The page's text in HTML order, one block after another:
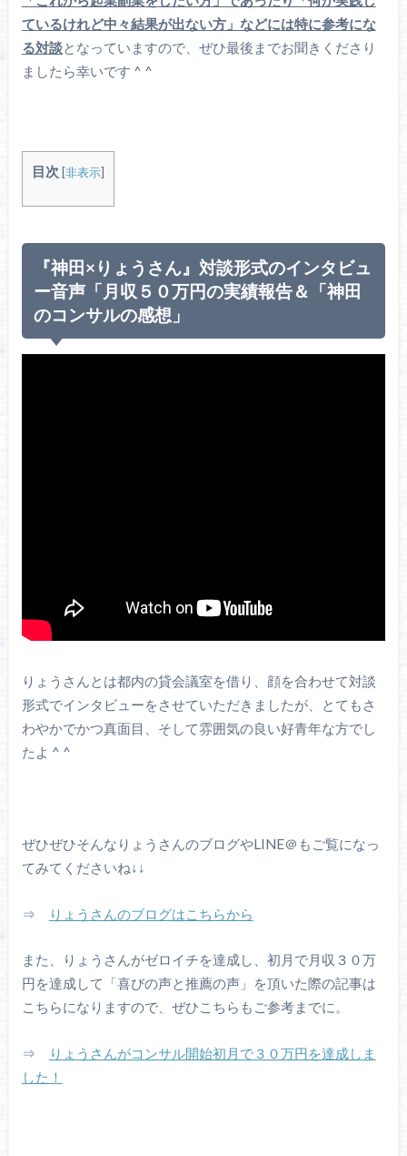
ているけれど中々結果が出ない方」などには特に参考にな
る対談となっていますので、ぜひ最後までお聞きくださり
ましたら幸いです ^ ^
目次 [非表示]
『神田×りょうさん』対談形式のインタビュ
ー音声「月収５０万円の実績報告＆「神田
のコンサルの感想」
りょうさんとは都内の貸会議室を借り、顔を合わせて対談
形式でインタビューをさせていただきましたが、とてもさ
わやかでかつ真面目、そして雰囲気の良い好青年な方でし
たよ ^ ^
ぜひぜひそんなりょうさんのブログやLINE＠もご覧になっ
てみてくださいね↓↓
⇒ りょうさんのブログはこちらから
また、りょうさんがゼロイチを達成し、初月で月収３０万
円を達成して「喜びの声と推薦の声」を頂いた際の記事は
こちらになりますので、ぜひこちらもご参考までに。
⇒
りょうさんがコンサル開始初月で３０万円を達成しま
した！